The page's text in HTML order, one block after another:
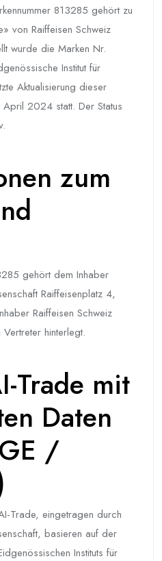
813285 gehört zu
von Raiffeisen Schweiz
wurde die Marken Nr.
Institut für
Aktualisierung dieser
2024 statt. Der Status
zum
gehört dem Inhaber
Raiffeisenplatz 4,
Raiffeisen Schweiz
hinterlegt.
Trade mit
Daten
/
Trade, eingetragen durch
basieren auf der
Instituts für